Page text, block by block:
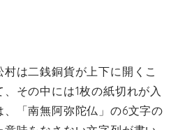
は二銭銅貨が上下に開くこ
その中には1枚の紙切れが入
「南無阿弥陀仏」の6文字の